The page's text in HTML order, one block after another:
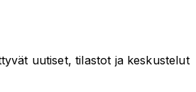
uutiset, tilastot ja keskustelut